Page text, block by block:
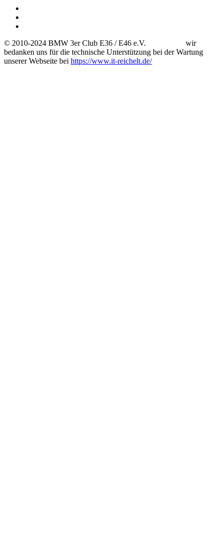
© 2010-2024 BMW 3er Club E36 / E46 e.V. wir
bedanken uns für die technische Unterstützung bei der Wartung
unserer Webseite bei https://www.it-reichelt.de/